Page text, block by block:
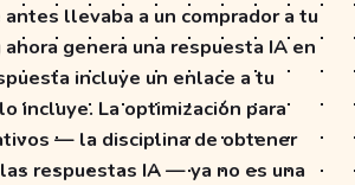
llevaba a un comprador a tu
genera una respuesta IA en
incluye un enlace a tu
incluye. La optimización para
— la disciplina de obtener
respuestas IA — ya no es una